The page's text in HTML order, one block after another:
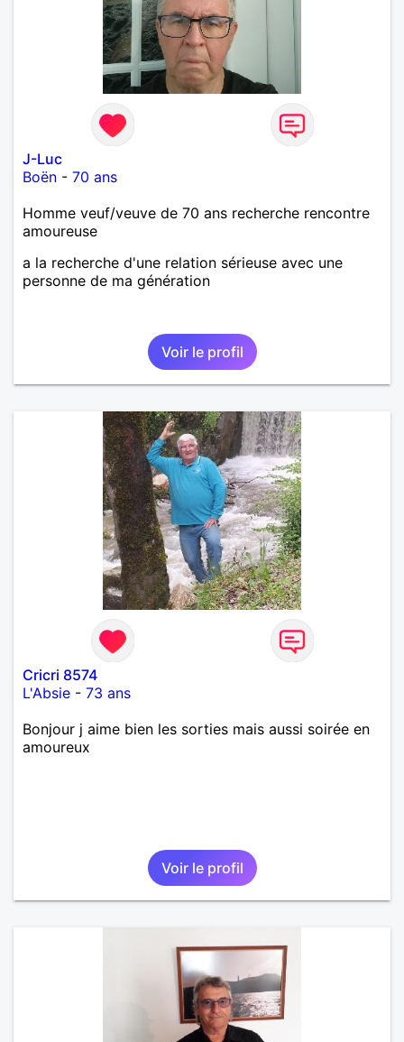
J-Luc
Boën - 70 ans
Homme veuf/veuve de 70 ans recherche rencontre
amoureuse
a la recherche d'une relation sérieuse avec une
personne de ma génération
Voir le profil
Cricri 8574
L'Absie - 73 ans
Bonjour j aime bien les sorties mais aussi soirée en
amoureux
Voir le profil